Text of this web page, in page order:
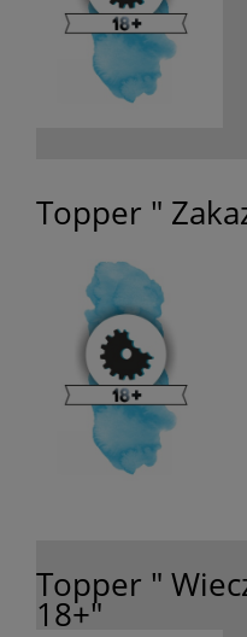
Topper "
Topper "
18+"